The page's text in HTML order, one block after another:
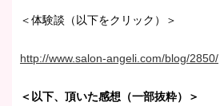
＜体験談（以下をクリック）＞
http://www.salon-angeli.com/blog/2850/
＜以下、頂いた感想（一部抜粋）＞